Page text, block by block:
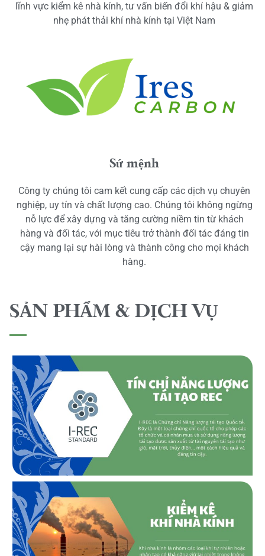
lĩnh vực kiểm kê nhà kính, tư vấn biến đổi khí hậu & giảm
nhẹ phát thải khí nhà kính tại Việt Nam
Sứ mệnh
Công ty chúng tôi cam kết cung cấp các dịch vụ chuyên
nghiệp, uy tín và chất lượng cao. Chúng tôi không ngừng
nỗ lực để xây dựng và tăng cường niềm tin từ khách
hàng và đối tác, với mục tiêu trở thành đối tác đáng tin
cậy mang lại sự hài lòng và thành công cho mọi khách
hàng.
SẢN PHẨM & DỊCH VỤ